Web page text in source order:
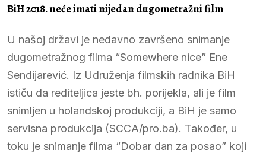
BiH 2018. neće imati nijedan dugometražni film
U našoj državi je nedavno završeno snimanje
dugometražnog filma “Somewhere nice” Ene
Sendijarević. Iz Udruženja filmskih radnika BiH
ističu da rediteljica jeste bh. porijekla, ali je film
snimljen u holandskoj produkciji, a BiH je samo
servisna produkcija (SCCA/pro.ba). Također, u
toku je snimanje filma “Dobar dan za posao” koji